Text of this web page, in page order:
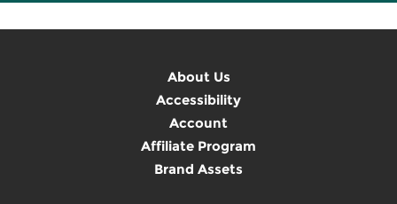
About Us
Accessibility
Account
Affiliate Program
Brand Assets